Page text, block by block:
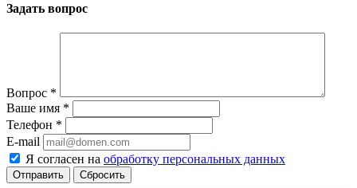
Задать вопрос
Вопрос *
Ваше имя *
Телефон *
E-mail
Я согласен на обработку персональных данных
Сбросить